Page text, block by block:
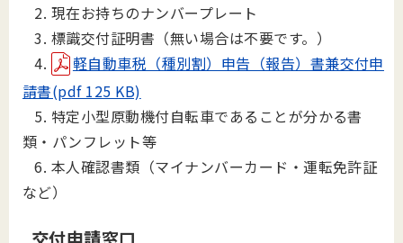
2. 現在お持ちのナンバープレート
3. 標識交付証明書（無い場合は不要です。）
4.
軽自動車税（種別割）申告（報告）書兼交付申
請書(pdf 125 KB)
5. 特定小型原動機付自転車であることが分かる書
類・パンフレット等
6. 本人確認書類（マイナンバーカード・運転免許証
など）